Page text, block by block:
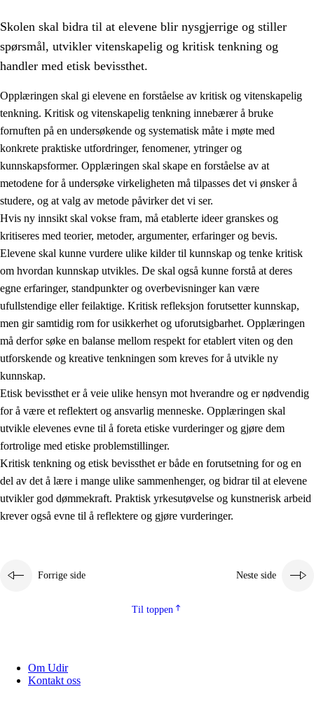
1. Opplæringens verdigrunnlag
1.1 Menneskeverdet
1.2 Identitet og kulturelt mangfold
1.3 Kritisk tenkning og etisk bevissthet
1.4 Skaperglede, engasjement og utforskertrang
1.5 Respekt for naturen og miljøbevissthet
1.6 Demokrati og medvirkning
Skolen skal bidra til at elevene blir nysgjerrige og stiller
spørsmål, utvikler vitenskapelig og kritisk tenkning og
handler med etisk bevissthet.
Opplæringen skal gi elevene en forståelse av kritisk og vitenskapelig
tenkning. Kritisk og vitenskapelig tenkning innebærer å bruke
fornuften på en undersøkende og systematisk måte i møte med
konkrete praktiske utfordringer, fenomener, ytringer og
kunnskapsformer. Opplæringen skal skape en forståelse av at
metodene for å undersøke virkeligheten må tilpasses det vi ønsker å
studere, og at valg av metode påvirker det vi ser.
Hvis ny innsikt skal vokse fram, må etablerte ideer granskes og
kritiseres med teorier, metoder, argumenter, erfaringer og bevis.
Elevene skal kunne vurdere ulike kilder til kunnskap og tenke kritisk
om hvordan kunnskap utvikles. De skal også kunne forstå at deres
egne erfaringer, standpunkter og overbevisninger kan være
ufullstendige eller feilaktige. Kritisk refleksjon forutsetter kunnskap,
men gir samtidig rom for usikkerhet og uforutsigbarhet. Opplæringen
må derfor søke en balanse mellom respekt for etablert viten og den
utforskende og kreative tenkningen som kreves for å utvikle ny
kunnskap.
Etisk bevissthet er å veie ulike hensyn mot hverandre og er nødvendig
for å være et reflektert og ansvarlig menneske. Opplæringen skal
utvikle elevenes evne til å foreta etiske vurderinger og gjøre dem
fortrolige med etiske problemstillinger.
Kritisk tenkning og etisk bevissthet er både en forutsetning for og en
del av det å lære i mange ulike sammenhenger, og bidrar til at elevene
utvikler god dømmekraft. Praktisk yrkesutøvelse og kunstnerisk arbeid
krever også evne til å reflektere og gjøre vurderinger.
Forrige side Neste side
Til toppen
Om Udir
Kontakt oss